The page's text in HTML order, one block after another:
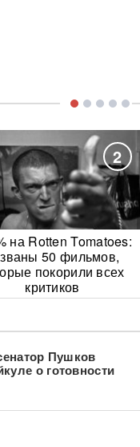
2
на Rotten Tomatoes:
50 фильмов,
покорили всех
критиков
Пушков
о готовности